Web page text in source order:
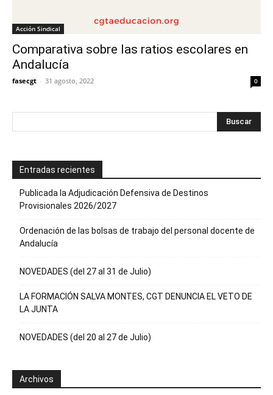
Acción Sindical
Comparativa sobre las ratios escolares en
Andalucía
fasecgt - 31 agosto, 2022 0
Entradas recientes
Publicada la Adjudicación Defensiva de Destinos
Provisionales 2026/2027
Ordenación de las bolsas de trabajo del personal docente de
Andalucía
NOVEDADES (del 27 al 31 de Julio)
LA FORMACIÓN SALVA MONTES, CGT DENUNCIA EL VETO DE
LA JUNTA
NOVEDADES (del 20 al 27 de Julio)
Archivos